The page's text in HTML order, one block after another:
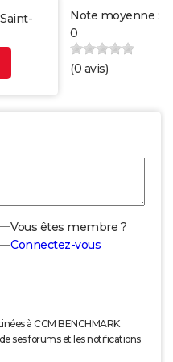
Note moyenne :
0
(0 avis)
Vous êtes membre ?
Connectez-vous
à CCM BENCHMARK
ses forums et les notifications